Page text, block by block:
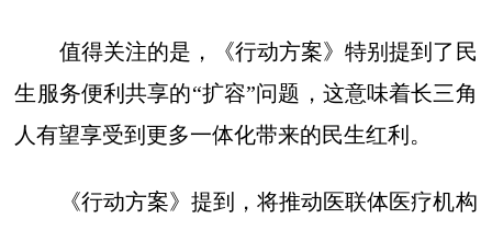
值得关注的是，《行动方案》特别提到了民
生服务便利共享的“扩容”问题，这意味着长三角
人有望享受到更多一体化带来的民生红利。
《行动方案》提到，将推动医联体医疗机构